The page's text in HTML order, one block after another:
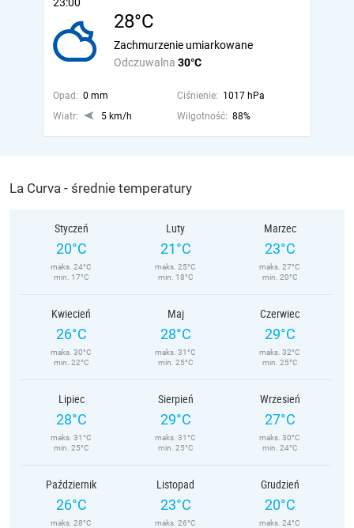
28°C
Odczuwalna 30°C
Zachmurzenie umiarkowane
Opad: 0 mm Ciśnienie: 1017 hPa
Wiatr:
5 km/h Wilgotność: 88%
La Curva - średnie temperatury
Styczeń
20°C
maks. 24°C
min. 17°C
Luty
21°C
maks. 25°C
min. 18°C
Marzec
23°C
maks. 27°C
min. 20°C
Kwiecień
26°C
maks. 30°C
min. 22°C
Maj
28°C
maks. 31°C
min. 25°C
Czerwiec
29°C
maks. 32°C
min. 25°C
Lipiec
28°C
maks. 31°C
min. 25°C
Sierpień
29°C
maks. 31°C
min. 25°C
Wrzesień
27°C
maks. 30°C
min. 24°C
Październik
26°C
maks. 28°C
Listopad
23°C
maks. 26°C
Grudzień
20°C
maks. 24°C